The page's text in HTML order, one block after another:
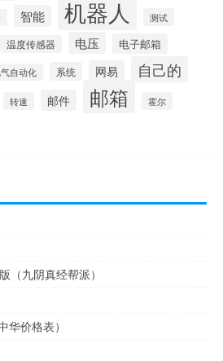
智能 机器人 测试
温度传感器 电压 电子邮箱
自动化 系统 网易 自己的
转速 邮件 邮箱 霍尔
（九阴真经帮派）
华价格表）